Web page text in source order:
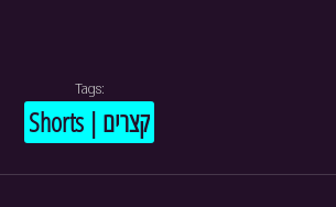
Tags:
Shorts | קצרים